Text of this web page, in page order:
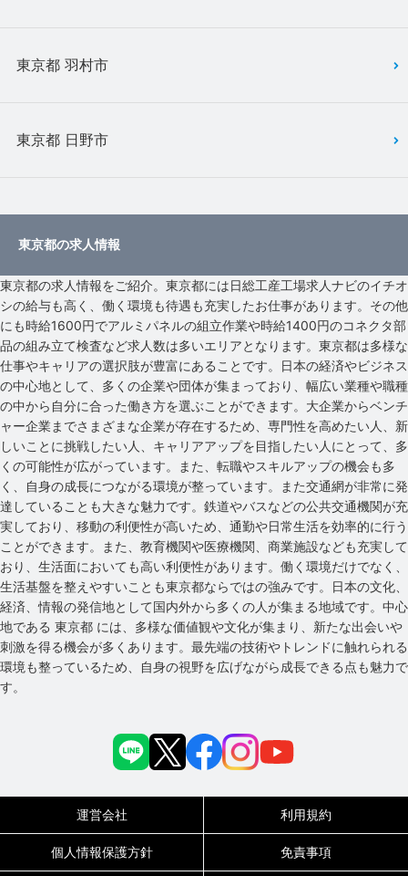
東京都 羽村市
東京都 日野市
東京都の求人情報
東京都の求人情報をご紹介。東京都には日総工産工場求人ナビのイチオ
シの給与も高く、働く環境も待遇も充実したお仕事があります。その他
にも時給1600円でアルミパネルの組立作業や時給1400円のコネクタ部
品の組み立て検査など求人数は多いエリアとなります。東京都は多様な
仕事やキャリアの選択肢が豊富にあることです。日本の経済やビジネス
の中心地として、多くの企業や団体が集まっており、幅広い業種や職種
の中から自分に合った働き方を選ぶことができます。大企業からベンチ
ャー企業までさまざまな企業が存在するため、専門性を高めたい人、新
しいことに挑戦したい人、キャリアアップを目指したい人にとって、多
くの可能性が広がっています。また、転職やスキルアップの機会も多
く、自身の成長につながる環境が整っています。また交通網が非常に発
達していることも大きな魅力です。鉄道やバスなどの公共交通機関が充
実しており、移動の利便性が高いため、通勤や日常生活を効率的に行う
ことができます。また、教育機関や医療機関、商業施設なども充実して
おり、生活面においても高い利便性があります。働く環境だけでなく、
生活基盤を整えやすいことも東京都ならではの強みです。日本の文化、
経済、情報の発信地として国内外から多くの人が集まる地域です。中心
地である 東京都 には、多様な価値観や文化が集まり、新たな出会いや
刺激を得る機会が多くあります。最先端の技術やトレンドに触れられる
環境も整っているため、自身の視野を広げながら成長できる点も魅力で
す。
運営会社 利用規約
個人情報保護方針 免責事項